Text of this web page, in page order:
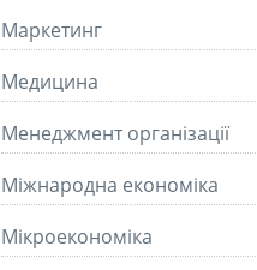
Маркетинг
Медицина
Менеджмент організації
Міжнародна економіка
Мікроекономіка